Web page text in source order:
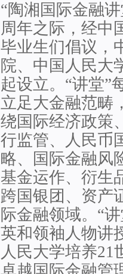
“陶湘国际金融
周年之际，经中
毕业生们倡议，
院、中国人民大
起设立。“讲堂”
立足大金融范畴
绕国际经济政策
行监管、人民币
略、国际金融风
基金运作、衍生
跨国银团、资产
际金融领域。“
英和领袖人物讲
人民大学培养21
卓越国际金融管